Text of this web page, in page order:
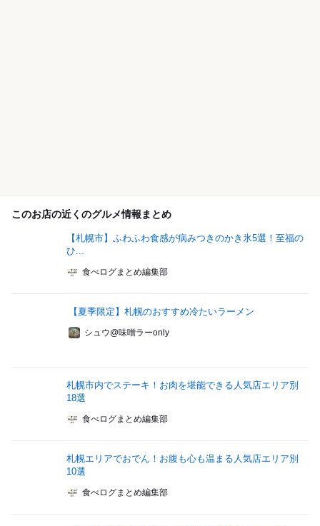
このお店の近くのグルメ情報まとめ
【札幌市】ふわふわ食感が病みつきのかき氷5選！至福の
ひ...
食べログまとめ編集部
【夏季限定】札幌のおすすめ冷たいラーメン
シュウ@味噌ラーonly
札幌市内でステーキ！お肉を堪能できる人気店エリア別
18選
食べログまとめ編集部
札幌エリアでおでん！お腹も心も温まる人気店エリア別
10選
食べログまとめ編集部